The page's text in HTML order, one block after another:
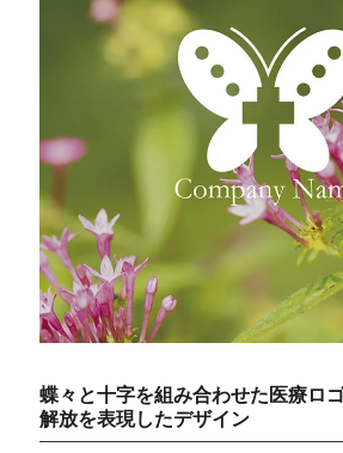
蝶々と十字を組み合わせた医療ロ
解放を表現したデザイン